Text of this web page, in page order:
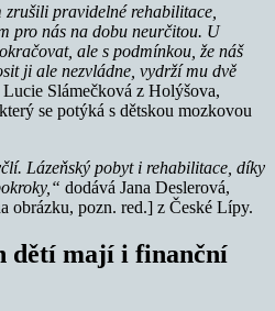
pravidelné rehabilitace,
pro nás na dobu neurčitou. U
ale s podmínkou, že náš
ji ale nezvládne, vydrží mu dvě
Slámečková z Holýšova,
se potýká s dětskou mozkovou
Lázeňský pobyt i rehabilitace, díky
dodává Jana Deslerová,
obrázku, pozn. red.] z České Lípy.
dětí mají i finanční